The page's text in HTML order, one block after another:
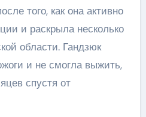
того, как она активно
и раскрыла несколько
области. Гандзюк
и не смогла выжить,
спустя от